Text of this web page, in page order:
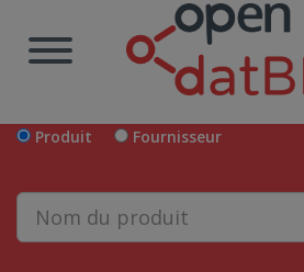
Produit Fournisseur